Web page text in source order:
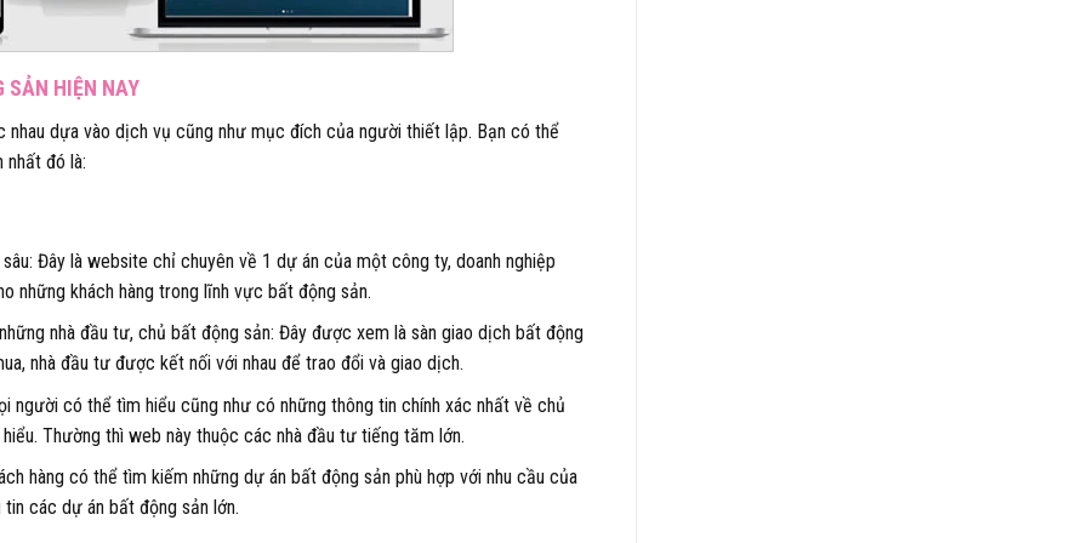
SẢN HIỆN NAY
dựa vào dịch vụ cũng như mục đích của người thiết lập. Bạn có thể
đó là:
Đây là website chỉ chuyên về 1 dự án của một công ty, doanh nghiệp
những khách hàng trong lĩnh vực bất động sản.
nhà đầu tư, chủ bất động sản: Đây được xem là sàn giao dịch bất động
nhà đầu tư được kết nối với nhau để trao đổi và giao dịch.
người có thể tìm hiểu cũng như có những thông tin chính xác nhất về chủ
Thường thì web này thuộc các nhà đầu tư tiếng tăm lớn.
hàng có thể tìm kiếm những dự án bất động sản phù hợp với nhu cầu của
các dự án bất động sản lớn.